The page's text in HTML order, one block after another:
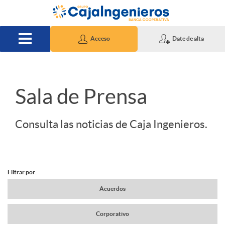
Saltar al contenido principal
Acceso Date de alta
S
Sala de Prensa
Consulta las noticias de Caja Ingenieros.
N
Filtrar por:
Acuerdos
Corporativo